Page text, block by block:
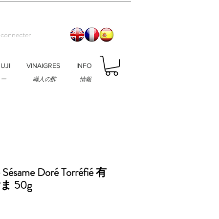
VINAIGRES INFO
職人の酢 情報
Doré Torréfié 有
50g